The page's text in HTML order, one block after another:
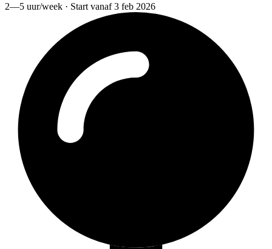
2—5 uur/week · Start vanaf 3 feb 2026